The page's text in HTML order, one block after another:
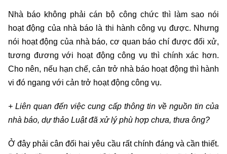
Nhà báo không phải cán bộ công chức thì làm sao nói
hoạt động của nhà báo là thi hành công vụ được. Nhưng
nói hoạt động của nhà báo, cơ quan báo chí được đối xử,
tương đương với hoạt động công vụ thì chính xác hơn.
Cho nên, nếu hạn chế, cản trở nhà báo hoạt động thì hành
vi đó ngang với cản trở hoạt động công vụ.
+ Liên quan đến việc cung cấp thông tin về nguồn tin của
nhà báo, dự thảo Luật đã xử lý phù hợp chưa, thưa ông?
Ở đây phải cân đối hai yêu cầu rất chính đáng và cần thiết.